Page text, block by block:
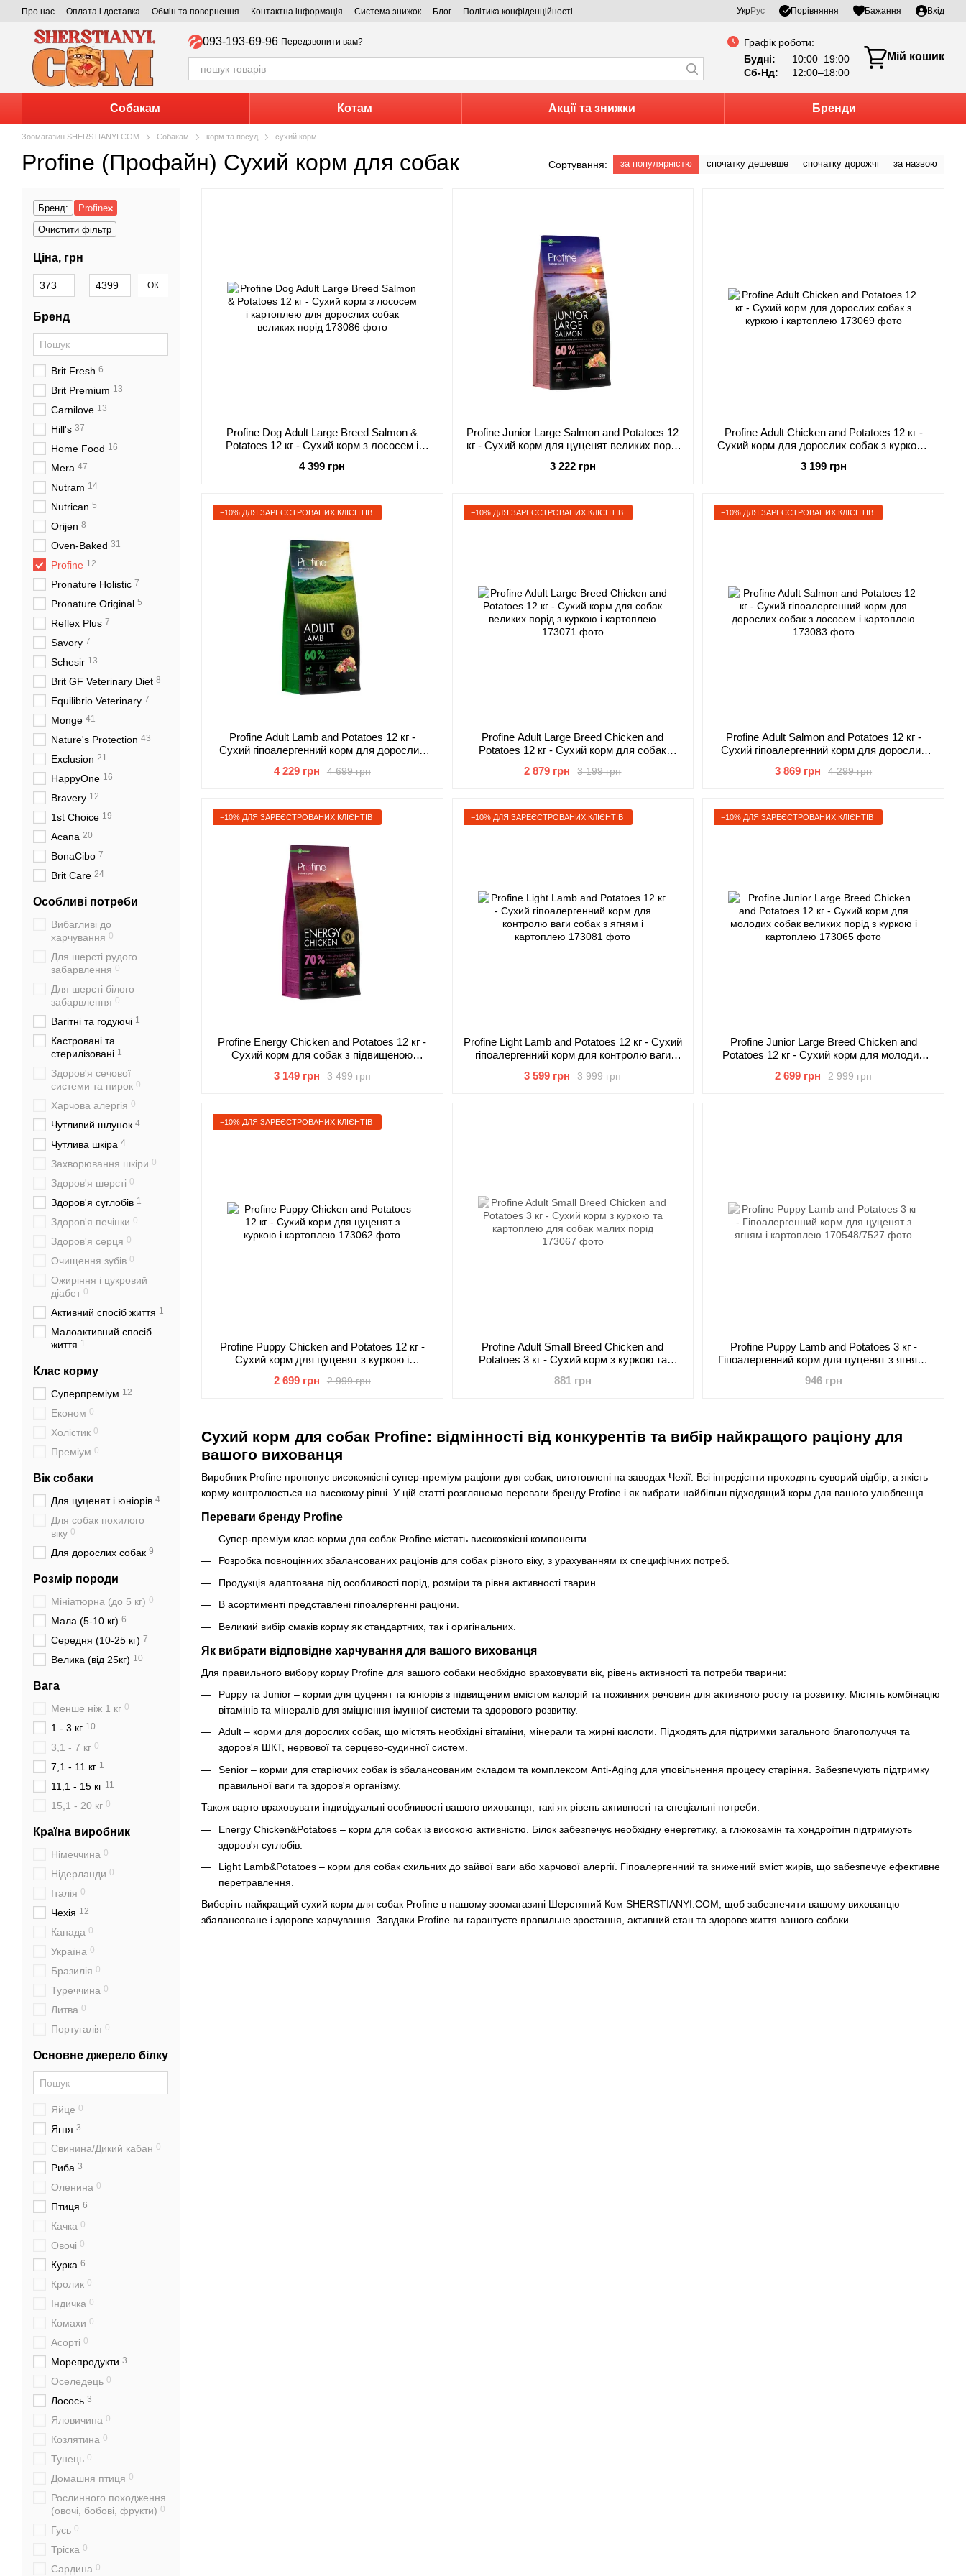
Перейти до основного контенту
Про нас Оплата і доставка Обмін та повернення Контактна інформація Система знижок Блог Політика конфіденційності УкрРус Порівняння Бажання Вхід
093-193-69-96 Передзвонити вам?
Графік роботи:
Будні:
10:00–19:00
Сб-Нд:
12:00–18:00
Мій кошик
Собакам Котам Акції та знижки Бренди
Зоомагазин SHERSTIANYI.COM Собакам корм та посуд сухий корм
Profine (Профайн) Сухий корм для собак Сортування: за популярністю спочатку дешевше спочатку дорожчі за назвою
Сухий корм для собак Profine: відмінності від конкурентів та вибір найкращого раціону для
вашого вихованця
Виробник Profine пропонує високоякісні супер-преміум раціони для собак, виготовлені на заводах Чехії. Всі інгредієнти проходять суворий відбір, а якість
корму контролюється на високому рівні. У цій статті розглянемо переваги бренду Profine і як вибрати найбільш підходящий корм для вашого улюбленця.
Переваги бренду Profine
Супер-преміум клас-корми для собак Profine містять високоякісні компоненти.
Розробка повноцінних збалансованих раціонів для собак різного віку, з урахуванням їх специфічних потреб.
Продукція адаптована під особливості порід, розміри та рівня активності тварин.
В асортименті представлені гіпоалергенні раціони.
Великий вибір смаків корму як стандартних, так і оригінальних.
Як вибрати відповідне харчування для вашого вихованця
Для правильного вибору корму Profine для вашого собаки необхідно враховувати вік, рівень активності та потреби тварини:
Puppy та Junior – корми для цуценят та юніорів з підвищеним вмістом калорій та поживних речовин для активного росту та розвитку. Містять комбінацію
вітамінів та мінералів для зміцнення імунної системи та здорового розвитку.
Adult – корми для дорослих собак, що містять необхідні вітаміни, мінерали та жирні кислоти. Підходять для підтримки загального благополуччя та
здоров'я ШКТ, нервової та серцево-судинної систем.
Senior – корми для старіючих собак із збалансованим складом та комплексом Anti-Aging для уповільнення процесу старіння. Забезпечують підтримку
правильної ваги та здоров'я організму.
Також варто враховувати індивідуальні особливості вашого вихованця, такі як рівень активності та спеціальні потреби:
Energy Chicken&Potatoes – корм для собак із високою активністю. Білок забезпечує необхідну енергетику, а глюкозамін та хондроїтин підтримують
здоров'я суглобів.
Light Lamb&Potatoes – корм для собак схильних до зайвої ваги або харчової алергії. Гіпоалергенний та знижений вміст жирів, що забезпечує ефективне
перетравлення.
Виберіть найкращий сухий корм для собак Profine в нашому зоомагазині Шерстяний Ком SHERSTIANYI.COM, щоб забезпечити вашому вихованцю
збалансоване і здорове харчування. Завдяки Profine ви гарантуєте правильне зростання, активний стан та здорове життя вашого собаки.
Profine Dog Adult Large Breed Salmon &
Potatoes 12 кг - Сухий корм з лососем і
порід
4 399 грн
Profine Junior Large Salmon and Potatoes 12
кг - Сухий корм для цуценят великих порід
3 222 грн
Profine Adult Chicken and Potatoes 12 кг -
Сухий корм для дорослих собак з куркою і
3 199 грн
−10% ДЛЯ ЗАРЕЄСТРОВАНИХ КЛІЄНТІВ
Profine Adult Lamb and Potatoes 12 кг -
Сухий гіпоалергенний корм для дорослих
4 699 грн
4 229 грн
−10% ДЛЯ ЗАРЕЄСТРОВАНИХ КЛІЄНТІВ
Profine Adult Large Breed Chicken and
Potatoes 12 кг - Сухий корм для собак
3 199 грн
2 879 грн
−10% ДЛЯ ЗАРЕЄСТРОВАНИХ КЛІЄНТІВ
Profine Adult Salmon and Potatoes 12 кг -
Сухий гіпоалергенний корм для дорослих
4 299 грн
3 869 грн
−10% ДЛЯ ЗАРЕЄСТРОВАНИХ КЛІЄНТІВ
Profine Energy Chicken and Potatoes 12 кг -
Сухий корм для собак з підвищеною
3 499 грн
3 149 грн
−10% ДЛЯ ЗАРЕЄСТРОВАНИХ КЛІЄНТІВ
Profine Light Lamb and Potatoes 12 кг - Сухий
гіпоалергенний корм для контролю ваги
3 999 грн
3 599 грн
−10% ДЛЯ ЗАРЕЄСТРОВАНИХ КЛІЄНТІВ
Profine Junior Large Breed Chicken and
Potatoes 12 кг - Сухий корм для молодих
2 999 грн
2 699 грн
−10% ДЛЯ ЗАРЕЄСТРОВАНИХ КЛІЄНТІВ
Profine Puppy Chicken and Potatoes 12 кг -
Сухий корм для цуценят з куркою і
2 999 грн
2 699 грн
Profine Adult Small Breed Chicken and
Potatoes 3 кг - Сухий корм з куркою та
881 грн
Profine Puppy Lamb and Potatoes 3 кг -
Гіпоалергенний корм для цуценят з ягням і
946 грн
Бренд:
Profine
Очистити фільтр
Ціна, грн
Від Ціна, грн
До Ціна, грн ОК
Бренд
Brit Fresh 6
Brit Premium 13
Carnilove 13
Hill's 37
Home Food 16
Mera 47
Nutram 14
Nutrican 5
Orijen 8
Oven-Baked 31
Profine 12
Pronature Holistic 7
Pronature Original 5
Reflex Plus 7
Savory 7
Schesir 13
Brit GF Veterinary Diet 8
Equilibrio Veterinary 7
Monge 41
Nature's Protection 43
Exclusion 21
HappyOne 16
Bravery 12
1st Choice 19
Acana 20
BonaCibo 7
Brit Care 24
Особливі потреби
Вибагливі до
харчування 0
Для шерсті рудого
забарвлення 0
Для шерсті білого
забарвлення 0
Вагітні та годуючі 1
Кастровані та
стерилізовані 1
Здоров'я сечової
системи та нирок 0
Харчова алергія 0
Чутливий шлунок 4
Чутлива шкіра 4
Захворювання шкіри 0
Здоров'я шерсті 0
Здоров'я суглобів 1
Здоров'я печінки 0
Здоров'я серця 0
Очищення зубів 0
Ожиріння і цукровий
діабет 0
Активний спосіб життя 1
Малоактивний спосіб
життя 1
Клас корму
Суперпреміум 12
Економ 0
Холістик 0
Преміум 0
Вік собаки
Для цуценят і юніорів 4
Для собак похилого
віку 0
Для дорослих собак 9
Розмір породи
Мініатюрна (до 5 кг) 0
Мала (5-10 кг) 6
Середня (10-25 кг) 7
Велика (від 25кг) 10
Вага
менше ніж 1 кг 0
1 - 3 кг 10
3,1 - 7 кг 0
7,1 - 11 кг 1
11,1 - 15 кг 11
15,1 - 20 кг 0
Країна виробник
Німеччина 0
Нідерланди 0
Італія 0
Чехія 12
Канада 0
Україна 0
Бразилія 0
Туреччина 0
Литва 0
Португалія 0
Основне джерело білку
Яйце 0
Ягня 3
Свинина/Дикий кабан 0
Риба 3
Оленина 0
Птиця 6
Качка 0
Овочі 0
Курка 6
Кролик 0
Індичка 0
Комахи 0
Асорті 0
Морепродукти 3
Оселедець 0
Лосось 3
Яловичина 0
Козлятина 0
Тунець 0
Домашня птиця 0
Рослинного походження
(овочі, бобові, фрукти) 0
Гусь 0
Тріска 0
Сардина 0